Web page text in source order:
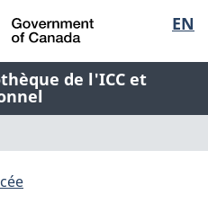
Passer
au
contenu
principal
Passer
à
« À
propos
de
application
Passer
à
la
version
HTML
de
la
EN
de l'ICC et